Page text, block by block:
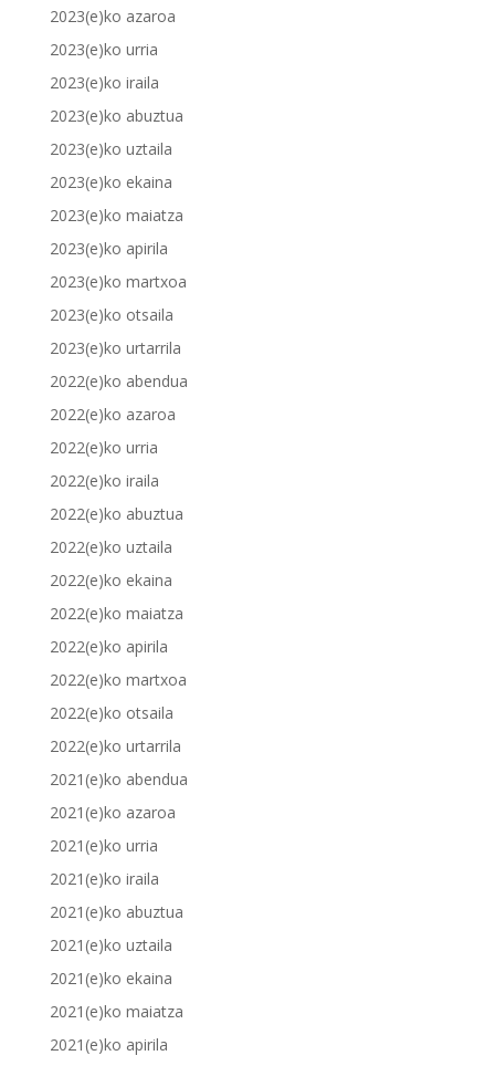
2023(e)ko azaroa
2023(e)ko urria
2023(e)ko iraila
2023(e)ko abuztua
2023(e)ko uztaila
2023(e)ko ekaina
2023(e)ko maiatza
2023(e)ko apirila
2023(e)ko martxoa
2023(e)ko otsaila
2023(e)ko urtarrila
2022(e)ko abendua
2022(e)ko azaroa
2022(e)ko urria
2022(e)ko iraila
2022(e)ko abuztua
2022(e)ko uztaila
2022(e)ko ekaina
2022(e)ko maiatza
2022(e)ko apirila
2022(e)ko martxoa
2022(e)ko otsaila
2022(e)ko urtarrila
2021(e)ko abendua
2021(e)ko azaroa
2021(e)ko urria
2021(e)ko iraila
2021(e)ko abuztua
2021(e)ko uztaila
2021(e)ko ekaina
2021(e)ko maiatza
2021(e)ko apirila